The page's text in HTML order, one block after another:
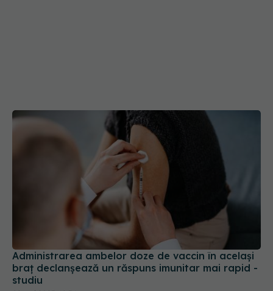
Administrarea ambelor doze de vaccin în acelaşi
braţ declanşează un răspuns imunitar mai rapid -
studiu
02 mai 2025, 12:34